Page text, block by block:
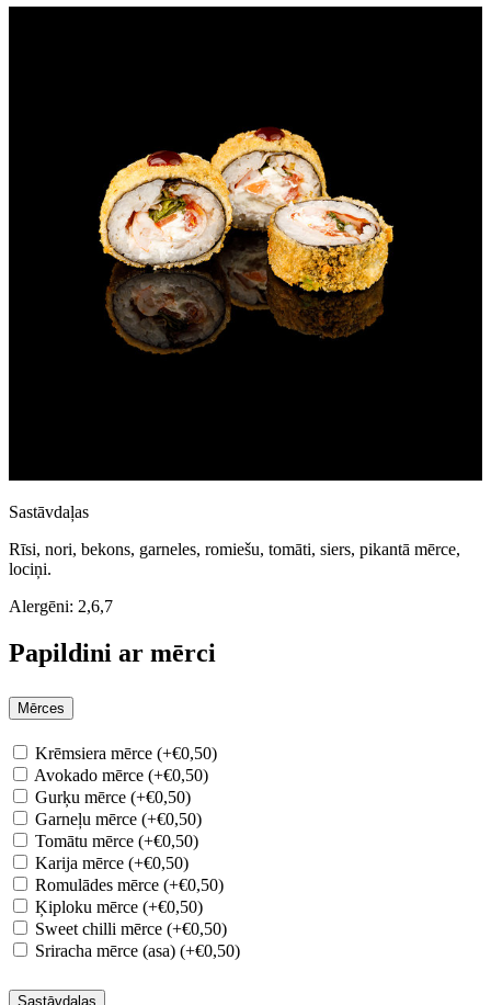
Sastāvdaļas
Rīsi, nori, bekons, garneles, romiešu, tomāti, siers, pikantā mērce,
lociņi.
Alergēni: 2,6,7
Papildini ar mērci
Mērces
Krēmsiera mērce (+€0,50)
Avokado mērce (+€0,50)
Gurķu mērce (+€0,50)
Garneļu mērce (+€0,50)
Tomātu mērce (+€0,50)
Karija mērce (+€0,50)
Romulādes mērce (+€0,50)
Ķiploku mērce (+€0,50)
Sweet chilli mērce (+€0,50)
Sriracha mērce (asa) (+€0,50)
Sastāvdaļas